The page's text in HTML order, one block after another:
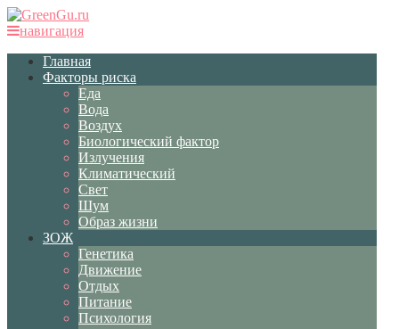
навигация
Главная
Факторы риска
Еда
Вода
Воздух
Биологический фактор
Излучения
Климатический
Свет
Шум
Образ жизни
ЗОЖ
Генетика
Движение
Отдых
Питание
Психология